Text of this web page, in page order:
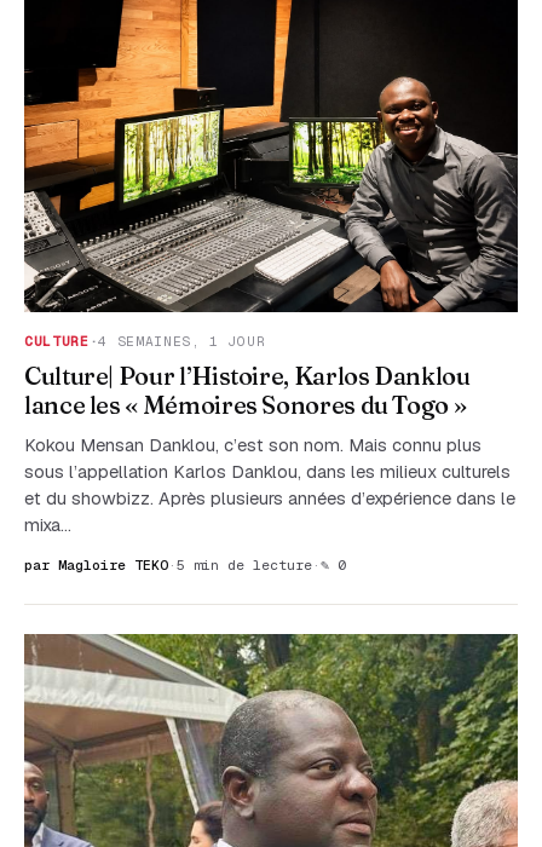
CULTURE ·4 SEMAINES, 1 JOUR
Culture| Pour l’Histoire, Karlos Danklou
lance les « Mémoires Sonores du Togo »
Kokou Mensan Danklou, c’est son nom. Mais connu plus
sous l’appellation Karlos Danklou, dans les milieux culturels
et du showbizz. Après plusieurs années d’expérience dans le
mixa…
par Magloire TEKO · 5 min de lecture · ✎ 0